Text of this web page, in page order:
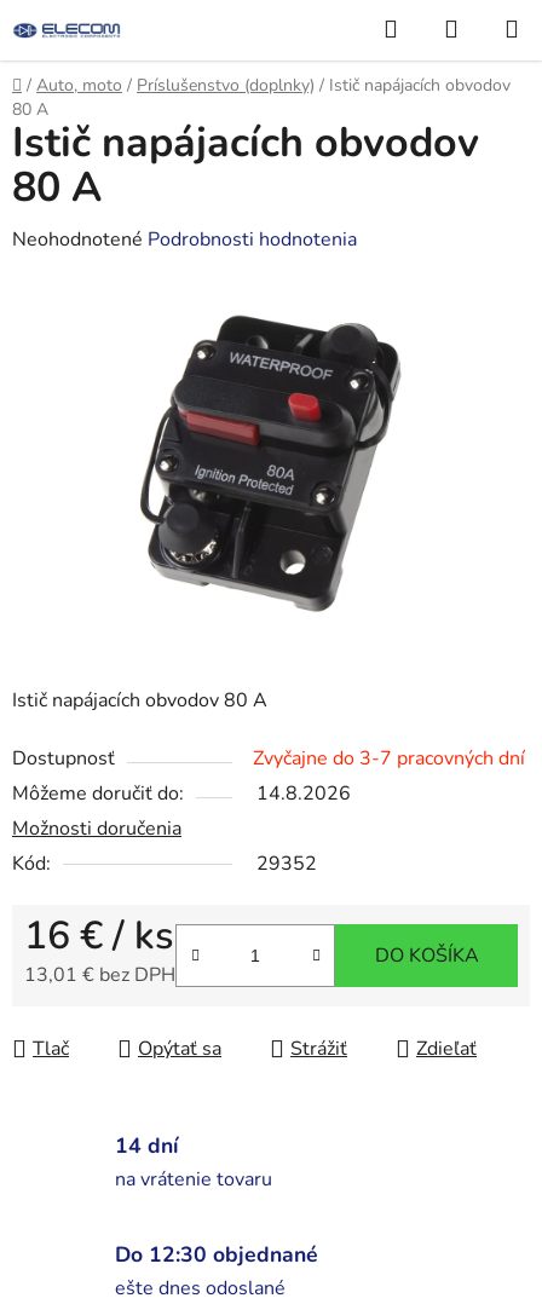
na
obsah
Hľadať
KOŠÍK
Domov
/ Auto, moto / Príslušenstvo (doplnky) / Istič napájacích obvodov
80 A
Istič napájacích obvodov 80 A
Dostupnosť
Zvyčajne do 3-7 pracovných dní
Môžeme doručiť do:
14.8.2026
Možnosti doručenia
Kód:
29352
16 €/ ks
13,01 € bez DPH
DO KOŠÍKA
Tlač Opýtať sa Strážiť Zdieľať
Istič napájacích obvodov
80 A
Priemerné
Neohodnotené Podrobnosti hodnotenia
14 dní
na vrátenie tovaru
Do 12:30 objednané
ešte dnes odoslané